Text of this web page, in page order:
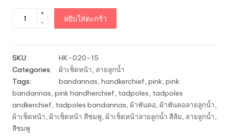
Bandannas
ลาย
ลูกน้ำ
สีชมพู
กลีบ
กุหลาบ
ชิ้น
-
+
หยิบใส่ตะกร้า
SKU:
HK-020-15
Categories:
ผ้าเช็ดหน้า, ลายลูกน้ำ
Tags:
bandannas, handkerchief, pink, pink
bandannas, pink handherchief, tadpoles, tadpoles
andkerchief, tadpoles bandannas, ผ้าพันคอ, ผ้าพันคอลายลูกน้ำ,
ผ้าเช็ดหน้า, ผ้าเช็ดหน้า สีชมพู, ผ้าเช็ดหน้าลายลูกน้ำ สีส้ม, ลายลูกน้ำ,
สีชมพู